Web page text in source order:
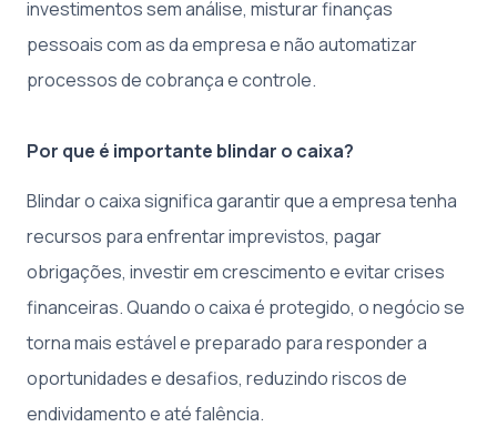
investimentos sem análise, misturar finanças
pessoais com as da empresa e não automatizar
processos de cobrança e controle.
Por que é importante blindar o caixa?
Blindar o caixa significa garantir que a empresa tenha
recursos para enfrentar imprevistos, pagar
obrigações, investir em crescimento e evitar crises
financeiras. Quando o caixa é protegido, o negócio se
torna mais estável e preparado para responder a
oportunidades e desafios, reduzindo riscos de
endividamento e até falência.